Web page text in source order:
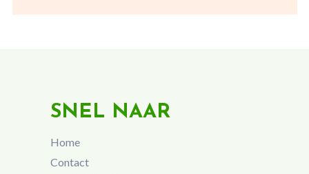
SNEL NAAR
Home
Contact